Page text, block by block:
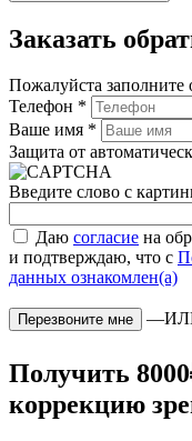
Заказать
Пожалуйста заполните
Телефон *
Ваше имя *
Защита от
Введите слово с
Даю согласие на
и подтверждаю, что с
данных ознакомлен(а)
Получить
коррекцию